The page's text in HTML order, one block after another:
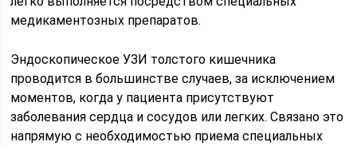
медикаментозных препаратов.
Эндоскопическое УЗИ толстого кишечника
проводится в большинстве случаев, за исключением
моментов, когда у пациента присутствуют
заболевания сердца и сосудов или легких. Связано это
напрямую с необходимостью приема специальных